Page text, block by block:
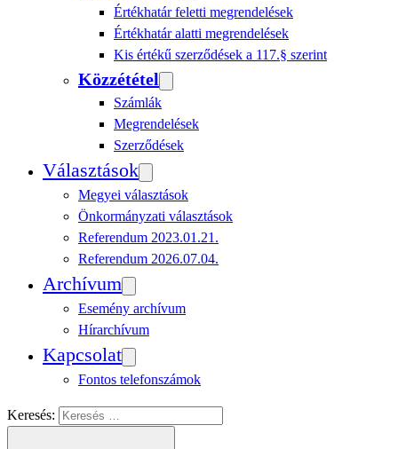
Értékhatár feletti megrendelések
Értékhatár alatti megrendelések
Kis értékű szerződések a 117.§ szerint
Közzététel
Számlák
Megrendelések
Szerződések
Választások
Megyei választások
Önkormányzati választások
Referendum 2023.01.21.
Referendum 2026.07.04.
Archívum
Esemény archívum
Hírarchívum
Kapcsolat
Fontos telefonszámok
Keresés: